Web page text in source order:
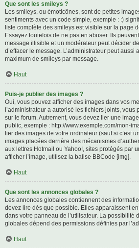
Que sont les smileys ?
Les smileys, ou émoticônes, sont de petites
sentiments avec un code simple, exemple : :)
liste complète des smileys est visible sur la page
Essayez toutefois de ne pas en abuser. Ils
message illisible et un modérateur peut décider
d’effacer le message. L’administrateur peut aussi
maximum de smileys par message.
Haut
Puis-je publier des images ?
Oui, vous pouvez afficher des images dans vos
l’administrateur a autorisé les fichiers joints, vous
sur le forum. Autrement, vous devez lier une
public, exemple : http://www.exemple.com/mon-
lier des images de votre ordinateur (sauf si c’est
images placées derrière des mécanismes
aux lettres Hotmail ou Yahoo!, sites protégés par
afficher l’image, utilisez la balise BBCode [img].
Haut
Que sont les annonces globales ?
Les annonces globales contiennent des
devez lire dès que possible. Elles apparaissent
dans votre panneau de l’utilisateur. La possibilité
globales dépend des permissions définies par
Haut